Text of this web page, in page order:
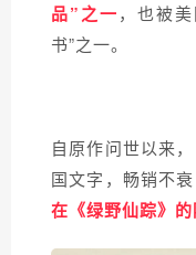
品”之一，也被
书”之一。
自原作问世以来
国文字，畅销不衰
在《绿野仙踪》